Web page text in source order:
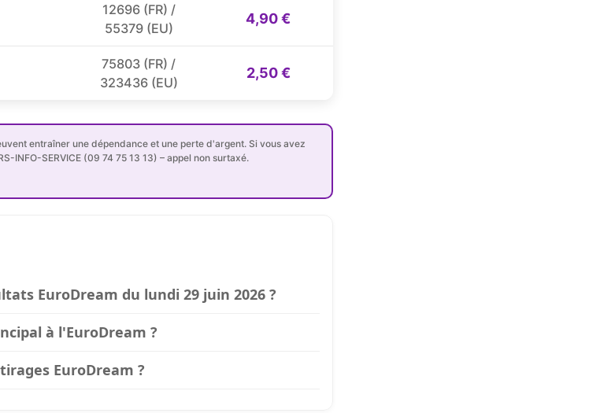
12696 (FR) /
55379 (EU)
4,90 €
75803 (FR) /
323436 (EU)
2,50 €
entraîner une dépendance et une perte d'argent. Si vous avez
INFO-SERVICE (09 74 75 13 13) – appel non surtaxé.
EuroDream du lundi 29 juin 2026 ?
à l'EuroDream ?
EuroDream ?